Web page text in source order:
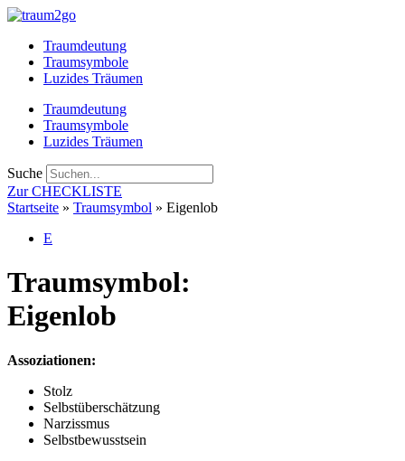
Zum
springenTraumdeutung
Traumsymbole
Luzides Träumen
Traumdeutung
Traumsymbole
Luzides Träumen
Suche
Zur CHECKLISTE
Startseite » Traumsymbol » Eigenlob
E
Traumsymbol:
Eigenlob
Assoziationen:
Stolz
Selbstüberschätzung
Narzissmus
Selbstbewusstsein